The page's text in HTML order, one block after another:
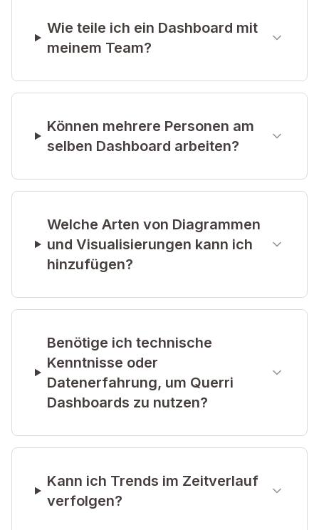
Wie teile ich ein Dashboard mit
meinem Team?
Können mehrere Personen am
selben Dashboard arbeiten?
Welche Arten von Diagrammen
und Visualisierungen kann ich
hinzufügen?
Benötige ich technische
Kenntnisse oder
Datenerfahrung, um Querri
Dashboards zu nutzen?
Kann ich Trends im Zeitverlauf
verfolgen?